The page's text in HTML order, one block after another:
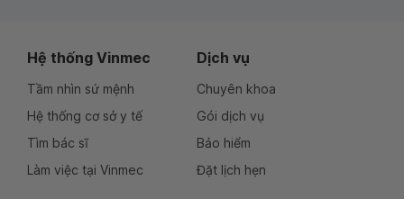
Hệ thống Vinmec
Tầm nhìn sứ mệnh
Hệ thống cơ sở y tế
Tìm bác sĩ
Làm việc tại Vinmec
Dịch vụ
Chuyên khoa
Gói dịch vụ
Bảo hiểm
Đặt lịch hẹn